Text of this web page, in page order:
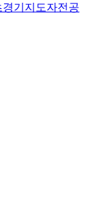
기지도자전공